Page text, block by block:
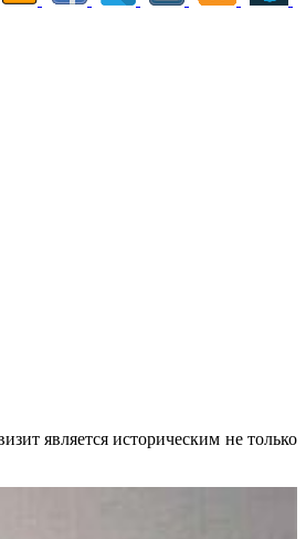
является историческим не только